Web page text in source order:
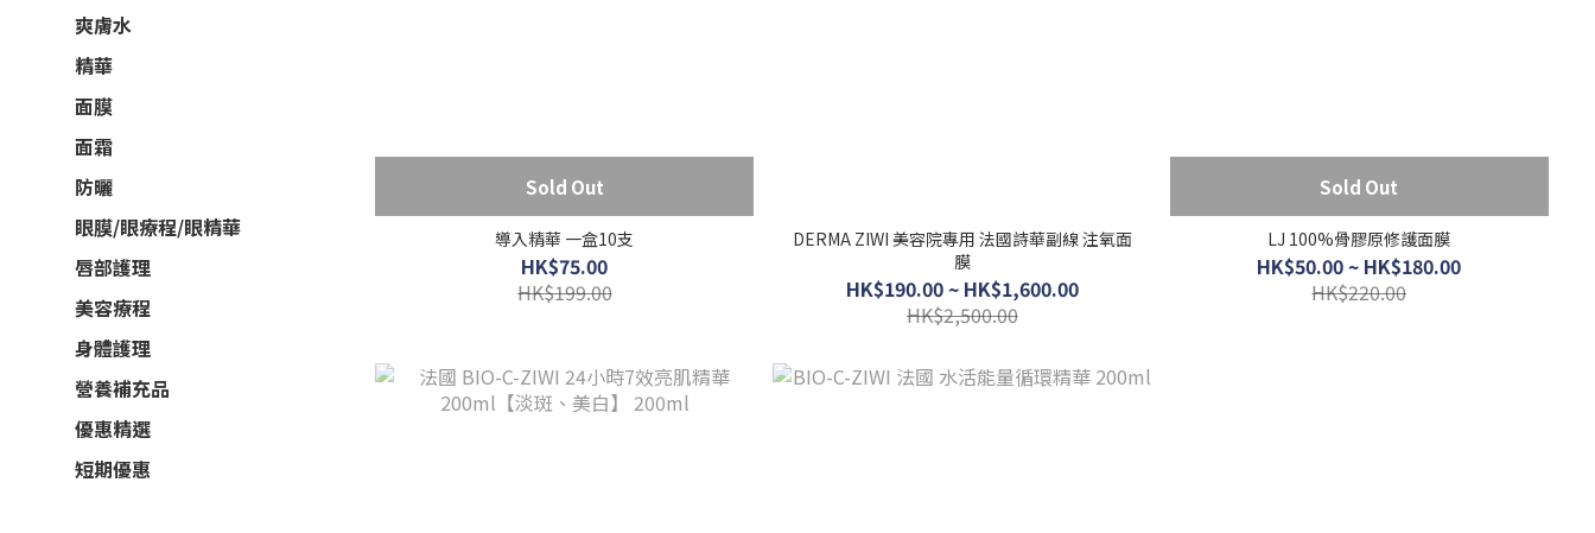
爽膚水
精華
面膜
面霜
防曬
眼膜/眼療程/眼精華
唇部護理
美容療程
身體護理
營養補充品
優惠精選
短期優惠
Sold Out
導入精華 一盒10支
HK$75.00
HK$199.00
DERMA ZIWI 美容院專用 法國詩華副線 注氧面
膜
HK$190.00 ~ HK$1,600.00
HK$2,500.00
Sold Out
LJ 100%骨膠原修護面膜
HK$50.00 ~ HK$180.00
HK$220.00